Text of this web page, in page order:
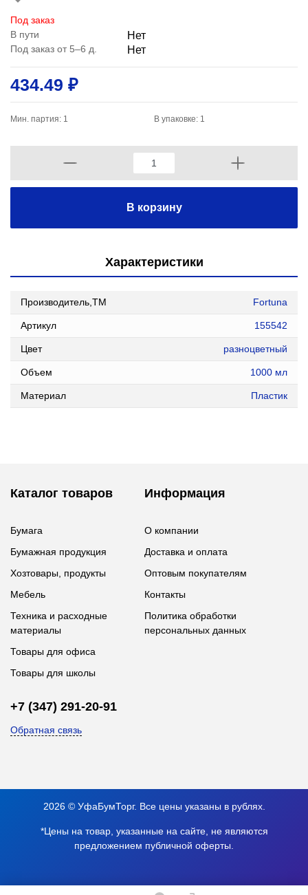
Под заказ
В пути
Нет
Под заказ от 5–6 д. Нет
434.49 ₽
Мин. партия: 1 В упаковке: 1
В корзину
Характеристики
Производитель,ТМ Fortuna
Артикул 155542
Цвет разноцветный
Объем 1000 мл
Материал Пластик
Каталог товаров
Бумага
Бумажная продукция
Хозтовары, продукты
Мебель
Техника и расходные
материалы
Товары для офиса
Товары для школы
Информация
О компании
Доставка и оплата
Оптовым покупателям
Контакты
Политика обработки
персональных данных
+7 (347) 291-20-91
Обратная связь
2026 © УфаБумТорг. Все цены указаны в рублях.
*Цены на товар, указанные на сайте, не являются
предложением публичной оферты.